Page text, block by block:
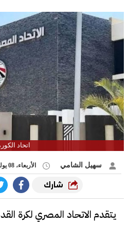
اتحاد
سهيل الشامي الأربعاء، 08 يوليو 2026 01:59 م
شارك
يتقدم الاتحاد المصري لكرة